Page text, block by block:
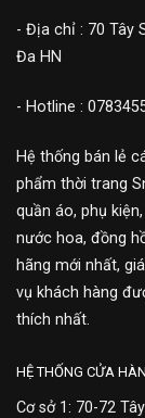
- Địa chỉ : 70 Tây
Đa HN
- Hotline :
Hệ thống bán lẻ
phẩm thời trang
quần áo, phụ
nước hoa, đồng
hãng mới nhất,
vụ khách hàng
thích nhất.
HỆ THỐNG CỬA
Cơ sở 1: 70-72